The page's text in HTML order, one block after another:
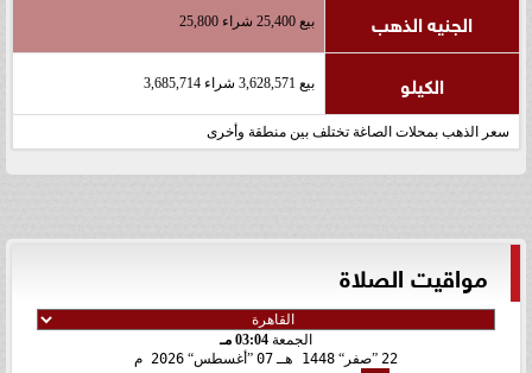
الجنيه الذهب بيع 25,400 شراء 25,800
الكيلو بيع 3,628,571 شراء 3,685,714
سعر الذهب بمحلات الصاغة تختلف بين منطقة وأخرى
مواقيت الصلاة
الجمعة 03:04 مـ
22
صفر 1448 هـ 07 أغسطس 2026 م